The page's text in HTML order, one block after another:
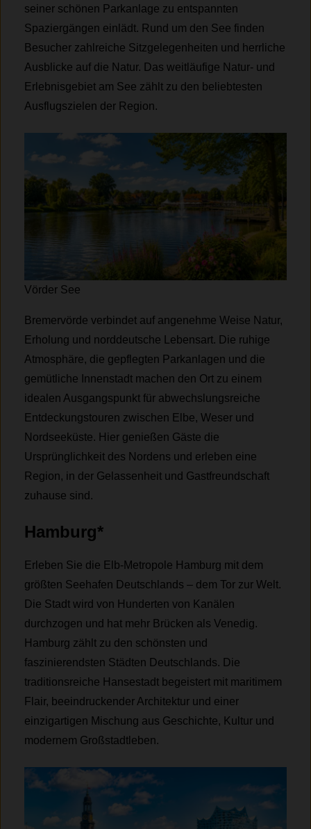
seiner schönen Parkanlage zu entspannten
Spaziergängen einlädt. Rund um den See finden
Besucher zahlreiche Sitzgelegenheiten und herrliche
Ausblicke auf die Natur. Das weitläufige Natur- und
Erlebnisgebiet am See zählt zu den beliebtesten
Ausflugszielen der Region.
Vörder See
Bremervörde verbindet auf angenehme Weise Natur,
Erholung und norddeutsche Lebensart. Die ruhige
Atmosphäre, die gepflegten Parkanlagen und die
gemütliche Innenstadt machen den Ort zu einem
idealen Ausgangspunkt für abwechslungsreiche
Entdeckungstouren zwischen Elbe, Weser und
Nordseeküste. Hier genießen Gäste die
Ursprünglichkeit des Nordens und erleben eine
Region, in der Gelassenheit und Gastfreundschaft
zuhause sind.
Hamburg*
Erleben Sie die Elb-Metropole Hamburg mit dem
größten Seehafen Deutschlands – dem Tor zur Welt.
Die Stadt wird von Hunderten von Kanälen
durchzogen und hat mehr Brücken als Venedig.
Hamburg zählt zu den schönsten und
faszinierendsten Städten Deutschlands. Die
traditionsreiche Hansestadt begeistert mit maritimem
Flair, beeindruckender Architektur und einer
einzigartigen Mischung aus Geschichte, Kultur und
modernem Großstadtleben.